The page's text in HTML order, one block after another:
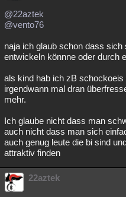
@22aztek
@vento76
naja ich glaub schon dass
entwickeln könnne oder durch
als kind hab ich zB
irgendwann mal dran
mehr.
Ich glaube nicht dass man
auch nicht dass man sich
auch genug leute die bi sind
attraktiv finden
22aztek